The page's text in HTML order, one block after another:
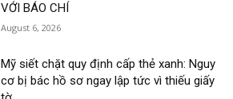
VỚI BÁO CHÍ
August 6, 2026
Mỹ siết chặt quy định cấp thẻ xanh: Nguy
cơ bị bác hồ sơ ngay lập tức vì thiếu giấy